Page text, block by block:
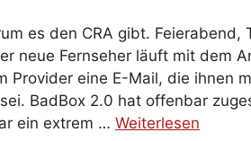
es den CRA gibt.
neue Fernseher läuft mit dem
Provider eine E-Mail, die ihnen
BadBox 2.0 hat offenbar
ein extrem … Weiterlesen